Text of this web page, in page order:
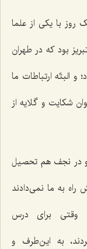
‌روز با یکی از علما
بود که در طهران
البتّه ارتباطات ما
شکایت و گلایه از
و در نجف هم تحصیل
راه به ما نمی‌دادند
وقتی برای درس
به این‌طرف و